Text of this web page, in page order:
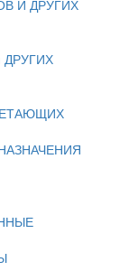
И ДРУГИХ